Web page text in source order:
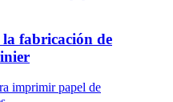
fabricación de